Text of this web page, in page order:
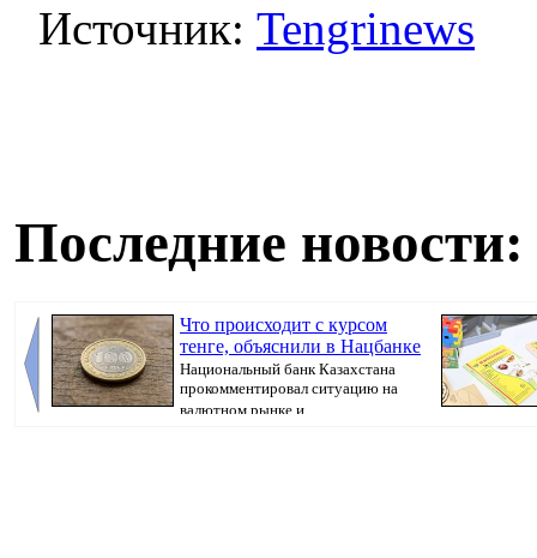
Источник: Tengrinews
Последние новости:
Что происходит с курсом
тенге, объяснили в Нацбанке
Национальный банк Казахстана
прокомментировал ситуацию на
валютном рынке и ...